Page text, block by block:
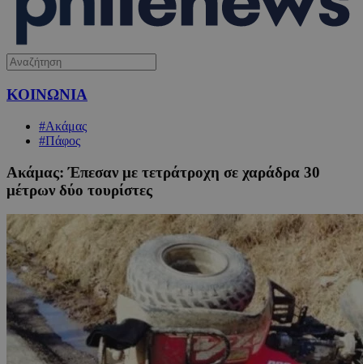
ΚΟΙΝΩΝΙΑ
#Ακάμας
#Πάφος
Ακάμας: Έπεσαν με τετράτροχη σε χαράδρα 30
μέτρων δύο τουρίστες